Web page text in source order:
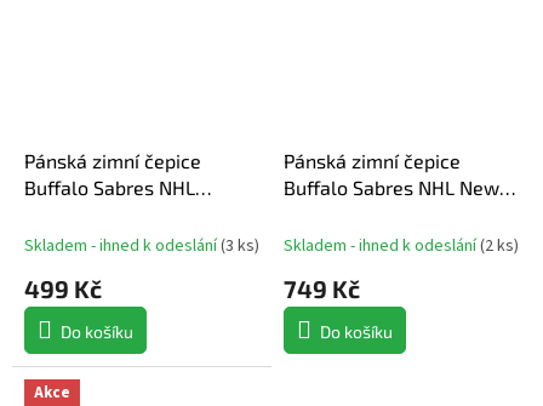
Pánská zimní čepice
Buffalo Sabres NHL
Skladem - ihned k odeslání(3 ks)
499 Kč
Do košíku
Pánská zimní čepice
Buffalo Sabres NHL New
Skladem - ihned k odeslání(2 ks)
749 Kč
Do košíku
Akce